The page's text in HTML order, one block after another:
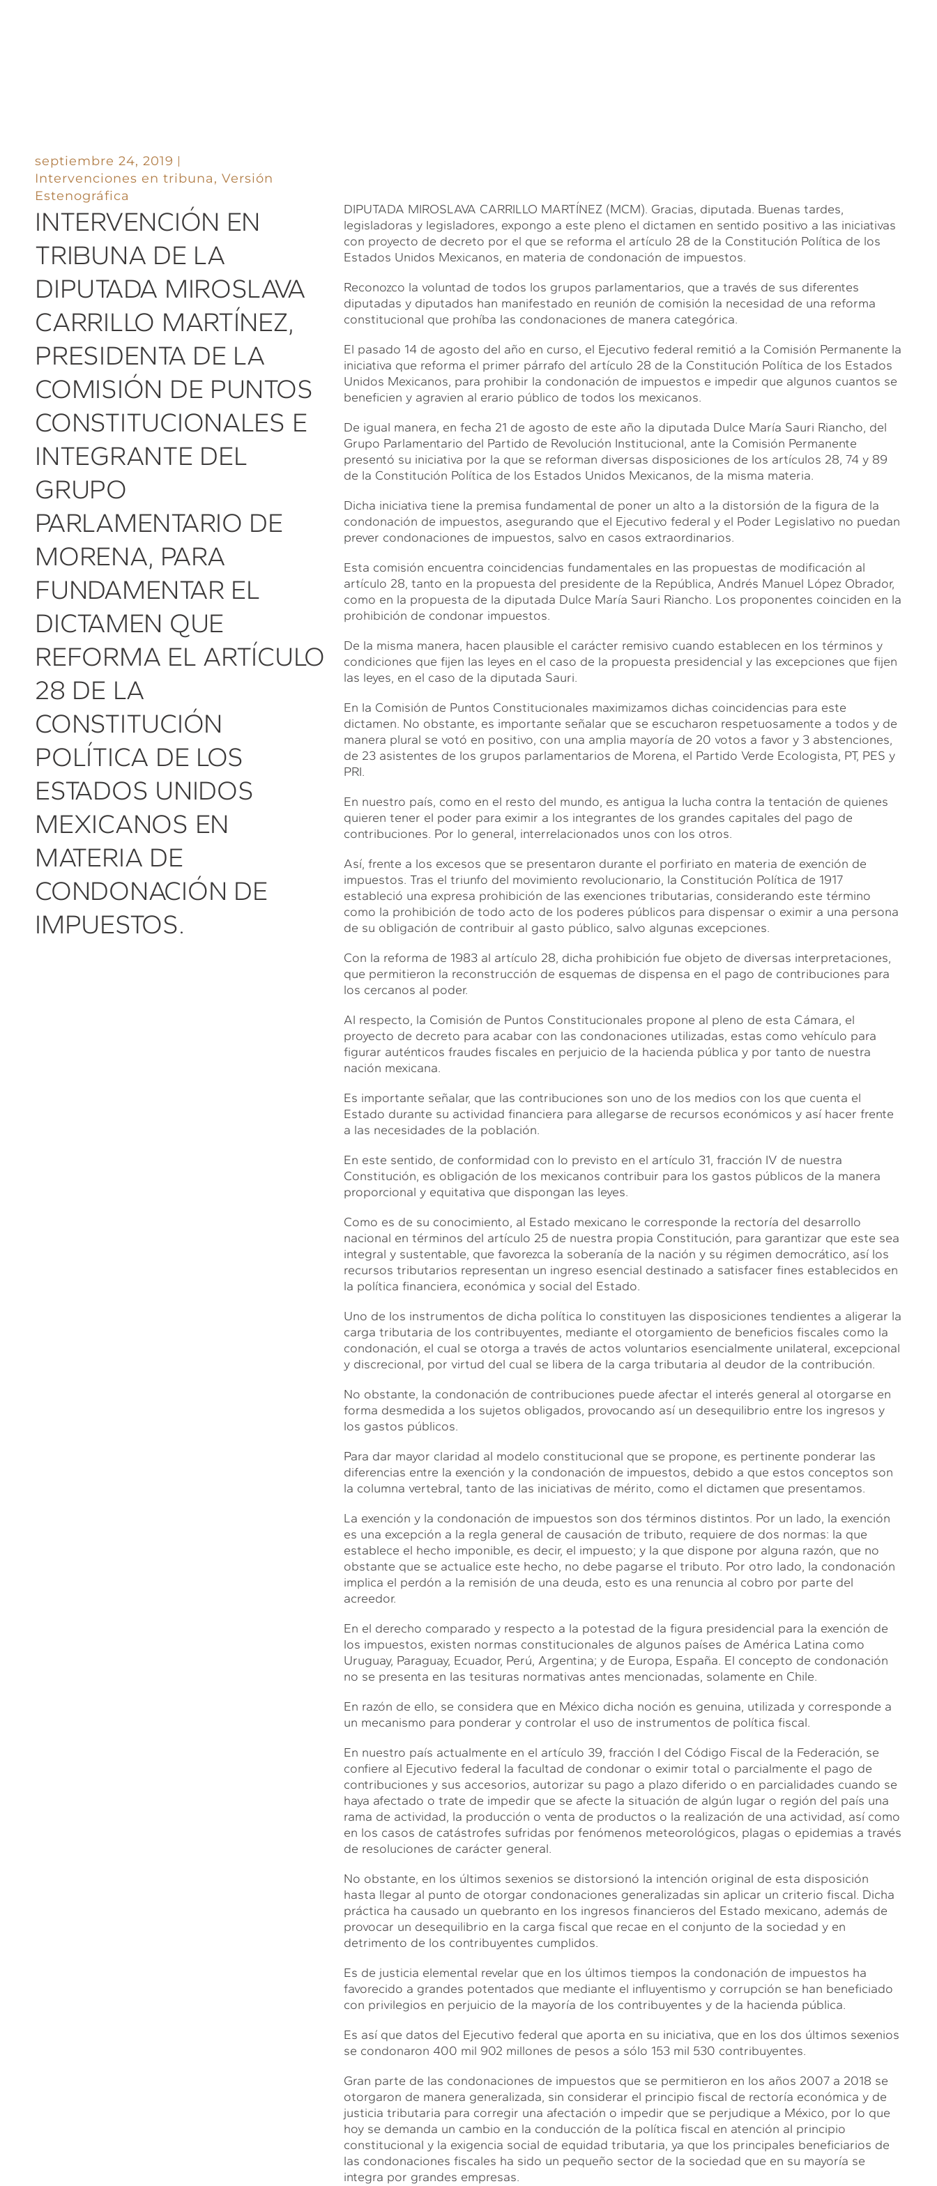
septiembre 24, 2019
Intervenciones en tribuna,Versión
Estenográfica
INTERVENCIÓN EN
TRIBUNA DE LA
DIPUTADA MIROSLAVA
CARRILLO MARTÍNEZ,
PRESIDENTA DE LA
COMISIÓN DE PUNTOS
CONSTITUCIONALES E
INTEGRANTE DEL
GRUPO
PARLAMENTARIO DE
MORENA, PARA
FUNDAMENTAR EL
DICTAMEN QUE
REFORMA EL ARTÍCULO
28 DE LA
CONSTITUCIÓN
POLÍTICA DE LOS
ESTADOS UNIDOS
MEXICANOS EN
MATERIA DE
CONDONACIÓN DE
IMPUESTOS.
DIPUTADA MIROSLAVA CARRILLO MARTÍNEZ (MCM). Gracias, diputada. Buenas tardes,
legisladoras y legisladores, expongo a este pleno el dictamen en sentido positivo a las iniciativas
con proyecto de decreto por el que se reforma el artículo 28 de la Constitución Política de los
Estados Unidos Mexicanos, en materia de condonación de impuestos.
Reconozco la voluntad de todos los grupos parlamentarios, que a través de sus diferentes
diputadas y diputados han manifestado en reunión de comisión la necesidad de una reforma
constitucional que prohíba las condonaciones de manera categórica.
El pasado 14 de agosto del año en curso, el Ejecutivo federal remitió a la Comisión Permanente la
iniciativa que reforma el primer párrafo del artículo 28 de la Constitución Política de los Estados
Unidos Mexicanos, para prohibir la condonación de impuestos e impedir que algunos cuantos se
beneficien y agravien al erario público de todos los mexicanos.
De igual manera, en fecha 21 de agosto de este año la diputada Dulce María Sauri Riancho, del
Grupo Parlamentario del Partido de Revolución Institucional, ante la Comisión Permanente
presentó su iniciativa por la que se reforman diversas disposiciones de los artículos 28, 74 y 89
de la Constitución Política de los Estados Unidos Mexicanos, de la misma materia.
Dicha iniciativa tiene la premisa fundamental de poner un alto a la distorsión de la figura de la
condonación de impuestos, asegurando que el Ejecutivo federal y el Poder Legislativo no puedan
prever condonaciones de impuestos, salvo en casos extraordinarios.
Esta comisión encuentra coincidencias fundamentales en las propuestas de modificación al
artículo 28, tanto en la propuesta del presidente de la República, Andrés Manuel López Obrador,
como en la propuesta de la diputada Dulce María Sauri Riancho. Los proponentes coinciden en la
prohibición de condonar impuestos.
De la misma manera, hacen plausible el carácter remisivo cuando establecen en los términos y
condiciones que fijen las leyes en el caso de la propuesta presidencial y las excepciones que fijen
las leyes, en el caso de la diputada Sauri.
En la Comisión de Puntos Constitucionales maximizamos dichas coincidencias para este
dictamen. No obstante, es importante señalar que se escucharon respetuosamente a todos y de
manera plural se votó en positivo, con una amplia mayoría de 20 votos a favor y 3 abstenciones,
de 23 asistentes de los grupos parlamentarios de Morena, el Partido Verde Ecologista, PT, PES y
PRI.
En nuestro país, como en el resto del mundo, es antigua la lucha contra la tentación de quienes
quieren tener el poder para eximir a los integrantes de los grandes capitales del pago de
contribuciones. Por lo general, interrelacionados unos con los otros.
Así, frente a los excesos que se presentaron durante el porfiriato en materia de exención de
impuestos. Tras el triunfo del movimiento revolucionario, la Constitución Política de 1917
estableció una expresa prohibición de las exenciones tributarias, considerando este término
como la prohibición de todo acto de los poderes públicos para dispensar o eximir a una persona
de su obligación de contribuir al gasto público, salvo algunas excepciones.
Con la reforma de 1983 al artículo 28, dicha prohibición fue objeto de diversas interpretaciones,
que permitieron la reconstrucción de esquemas de dispensa en el pago de contribuciones para
los cercanos al poder.
Al respecto, la Comisión de Puntos Constitucionales propone al pleno de esta Cámara, el
proyecto de decreto para acabar con las condonaciones utilizadas, estas como vehículo para
figurar auténticos fraudes fiscales en perjuicio de la hacienda pública y por tanto de nuestra
nación mexicana.
Es importante señalar, que las contribuciones son uno de los medios con los que cuenta el
Estado durante su actividad financiera para allegarse de recursos económicos y así hacer frente
a las necesidades de la población.
En este sentido, de conformidad con lo previsto en el artículo 31, fracción IV de nuestra
Constitución, es obligación de los mexicanos contribuir para los gastos públicos de la manera
proporcional y equitativa que dispongan las leyes.
Como es de su conocimiento, al Estado mexicano le corresponde la rectoría del desarrollo
nacional en términos del artículo 25 de nuestra propia Constitución, para garantizar que este sea
integral y sustentable, que favorezca la soberanía de la nación y su régimen democrático, así los
recursos tributarios representan un ingreso esencial destinado a satisfacer fines establecidos en
la política financiera, económica y social del Estado.
Uno de los instrumentos de dicha política lo constituyen las disposiciones tendientes a aligerar la
carga tributaria de los contribuyentes, mediante el otorgamiento de beneficios fiscales como la
condonación, el cual se otorga a través de actos voluntarios esencialmente unilateral, excepcional
y discrecional, por virtud del cual se libera de la carga tributaria al deudor de la contribución.
No obstante, la condonación de contribuciones puede afectar el interés general al otorgarse en
forma desmedida a los sujetos obligados, provocando así un desequilibrio entre los ingresos y
los gastos públicos.
Para dar mayor claridad al modelo constitucional que se propone, es pertinente ponderar las
diferencias entre la exención y la condonación de impuestos, debido a que estos conceptos son
la columna vertebral, tanto de las iniciativas de mérito, como el dictamen que presentamos.
La exención y la condonación de impuestos son dos términos distintos. Por un lado, la exención
es una excepción a la regla general de causación de tributo, requiere de dos normas: la que
establece el hecho imponible, es decir, el impuesto; y la que dispone por alguna razón, que no
obstante que se actualice este hecho, no debe pagarse el tributo. Por otro lado, la condonación
implica el perdón a la remisión de una deuda, esto es una renuncia al cobro por parte del
acreedor.
En el derecho comparado y respecto a la potestad de la figura presidencial para la exención de
los impuestos, existen normas constitucionales de algunos países de América Latina como
Uruguay, Paraguay, Ecuador, Perú, Argentina; y de Europa, España. El concepto de condonación
no se presenta en las tesituras normativas antes mencionadas, solamente en Chile.
En razón de ello, se considera que en México dicha noción es genuina, utilizada y corresponde a
un mecanismo para ponderar y controlar el uso de instrumentos de política fiscal.
En nuestro país actualmente en el artículo 39, fracción I del Código Fiscal de la Federación, se
confiere al Ejecutivo federal la facultad de condonar o eximir total o parcialmente el pago de
contribuciones y sus accesorios, autorizar su pago a plazo diferido o en parcialidades cuando se
haya afectado o trate de impedir que se afecte la situación de algún lugar o región del país una
rama de actividad, la producción o venta de productos o la realización de una actividad, así como
en los casos de catástrofes sufridas por fenómenos meteorológicos, plagas o epidemias a través
de resoluciones de carácter general.
No obstante, en los últimos sexenios se distorsionó la intención original de esta disposición
hasta llegar al punto de otorgar condonaciones generalizadas sin aplicar un criterio fiscal. Dicha
práctica ha causado un quebranto en los ingresos financieros del Estado mexicano, además de
provocar un desequilibrio en la carga fiscal que recae en el conjunto de la sociedad y en
detrimento de los contribuyentes cumplidos.
Es de justicia elemental revelar que en los últimos tiempos la condonación de impuestos ha
favorecido a grandes potentados que mediante el influyentismo y corrupción se han beneficiado
con privilegios en perjuicio de la mayoría de los contribuyentes y de la hacienda pública.
Es así que datos del Ejecutivo federal que aporta en su iniciativa, que en los dos últimos sexenios
se condonaron 400 mil 902 millones de pesos a sólo 153 mil 530 contribuyentes.
Gran parte de las condonaciones de impuestos que se permitieron en los años 2007 a 2018 se
otorgaron de manera generalizada, sin considerar el principio fiscal de rectoría económica y de
justicia tributaria para corregir una afectación o impedir que se perjudique a México, por lo que
hoy se demanda un cambio en la conducción de la política fiscal en atención al principio
constitucional y la exigencia social de equidad tributaria, ya que los principales beneficiarios de
las condonaciones fiscales ha sido un pequeño sector de la sociedad que en su mayoría se
integra por grandes empresas.